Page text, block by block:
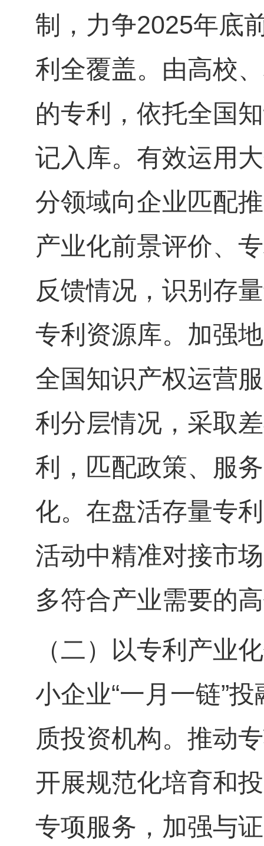
制，力争2025年底
利全覆盖。由高校
的专利，依托全国
记入库。有效运用
分领域向企业匹配
产业化前景评价、
反馈情况，识别存
专利资源库。加强
全国知识产权运营
利分层情况，采取
利，匹配政策、服
化。在盘活存量专
活动中精准对接市
多符合产业需要的
（二）以专利产业
小企业“一月一链”
质投资机构。推动
开展规范化培育和
专项服务，加强与